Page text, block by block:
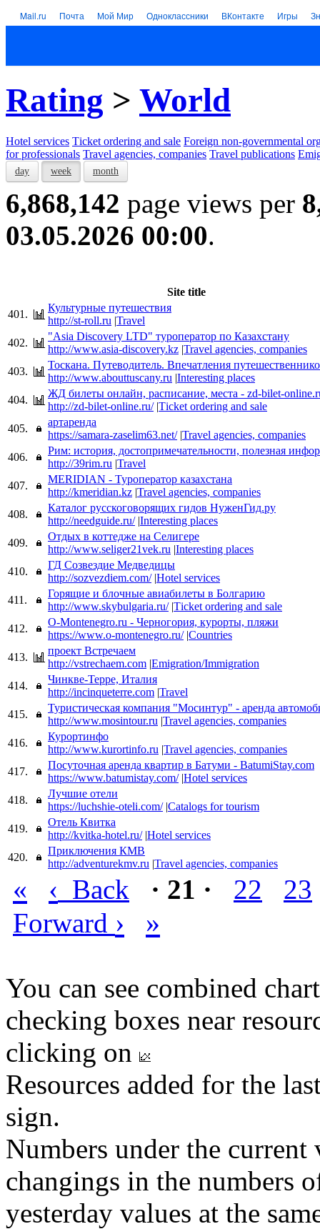
Mail.ru Почта Мой Мир Одноклассники ВКонтакте Игры
Rating > World
Hotel services Тicket ordering and sale Foreign non-governmental
for professionals Travel agencies, companies Travel publications
day week month
6,868,142 page views per
03.05.2026 00:00.
Site title
401.
Культурные путешествия
http://st-roll.ru |Travel
402.
"Asia Discovery LTD" туроператор по Казахстану
http://www.asia-discovery.kz |Travel agencies, companies
403.
Тоскана. Путеводитель. Впечатления
http://www.abouttuscany.ru |Interesting places
404.
ЖД билеты онлайн, расписание, места - zd-bilet-
http://zd-bilet-online.ru/ |Тicket ordering and sale
405.
артаренда
https://samara-zaselim63.net/ |Travel agencies, companies
406.
Рим: история, достопримечательности, полезная
http://39rim.ru |Travel
407.
MERIDIAN - Туроператор казахстана
http://kmeridian.kz |Travel agencies, companies
408.
Каталог русскоговорящих гидов НуженГид.ру
http://needguide.ru/ |Interesting places
409.
Отдых в коттедже на Селигере
http://www.seliger21vek.ru |Interesting places
410.
ГД Созвездие Медведицы
http://sozvezdiem.com/ |Hotel services
411.
Горящие и блочные авиабилеты в Болгарию
http://www.skybulgaria.ru/ |Тicket ordering and sale
412.
O-Montenegro.ru - Черногория, курорты, пляжи
https://www.o-montenegro.ru/ |Countries
413.
проект Встречаем
http://vstrechaem.com |Emigration/Immigration
414.
Чинкве-Терре, Италия
http://incinqueterre.com |Travel
415.
Туристическая компания "Мосинтур" - аренда
http://www.mosintour.ru |Travel agencies, companies
416.
Курортинфо
http://www.kurortinfo.ru |Travel agencies, companies
417.
Посуточная аренда квартир в Батуми - BatumiStay.com
https://www.batumistay.com/ |Hotel services
418.
Лучшие отели
https://luchshie-oteli.com/ |Catalogs for tourism
419.
Отель Квитка
http://kvitka-hotel.ru/ |Hotel services
420.
Приключения КМВ
http://adventurekmv.ru |Travel agencies, companies
« ‹ Back · 21 · 22
23
Forward › »
You can see combined
checking boxes near
clicking on
Resources added for the
sign.
Numbers under the
changings in the numbers
yesterday values at the